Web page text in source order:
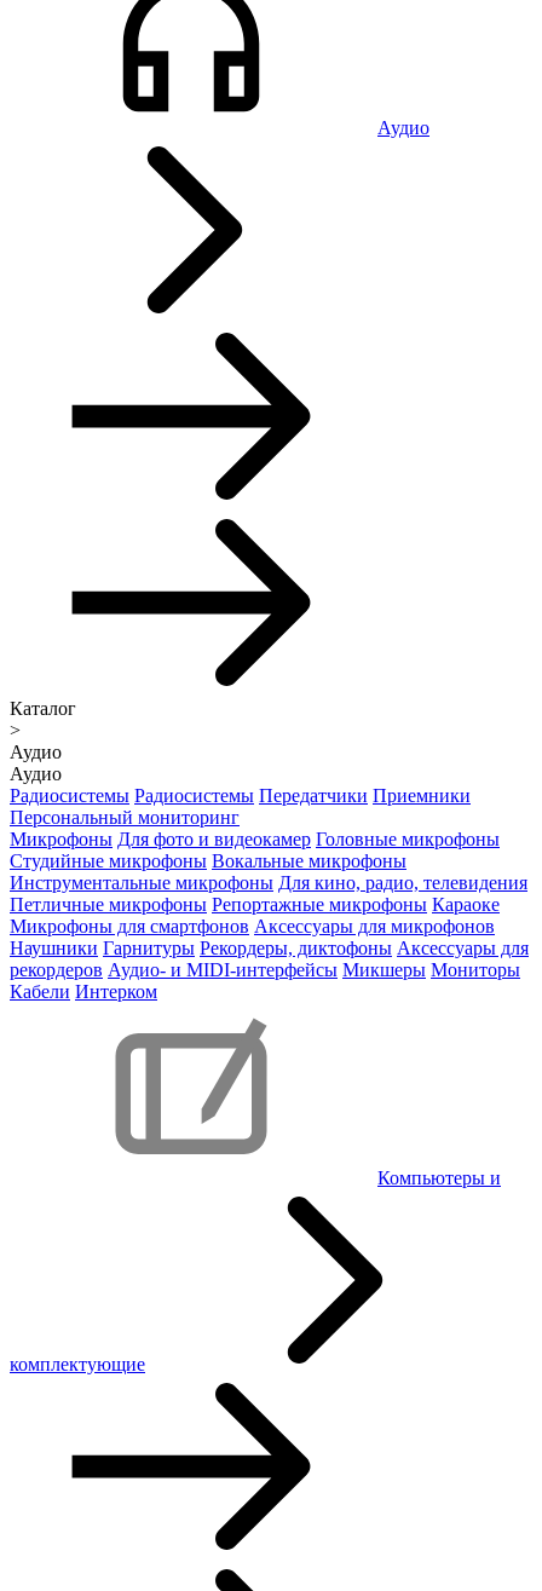
Аудио
Каталог
>
Аудио
Аудио
Радиосистемы Радиосистемы Передатчики Приемники
Персональный мониторинг
Микрофоны Для фото и видеокамер Головные микрофоны
Студийные микрофоны Вокальные микрофоны
Инструментальные микрофоны Для кино, радио, телевидения
Петличные микрофоны Репортажные микрофоны Караоке
Микрофоны для смартфонов Аксессуары для микрофонов
Наушники Гарнитуры Рекордеры, диктофоны Аксессуары для
рекордеров Аудио- и MIDI-интерфейсы Микшеры Мониторы
Кабели Интерком
Компьютеры и
комплектующие